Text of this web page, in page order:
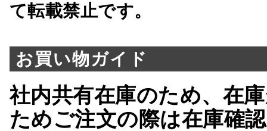
て転載禁止です。
お買い物ガイド
社内共有在庫のため、在
ためご注文の際は在庫確